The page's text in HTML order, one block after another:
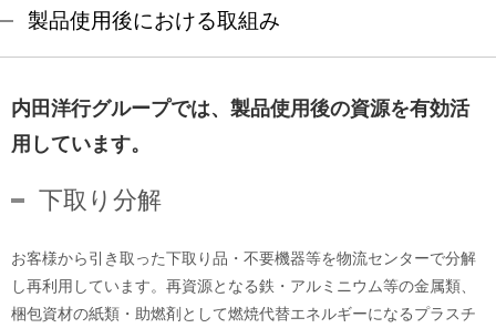
製品使用後における取組み
内田洋行グループでは、製品使用後の資源を有効活
用しています。
下取り分解
お客様から引き取った下取り品・不要機器等を物流センターで分解
し再利用しています。再資源となる鉄・アルミニウム等の金属類、
梱包資材の紙類・助燃剤として燃焼代替エネルギーになるプラスチ